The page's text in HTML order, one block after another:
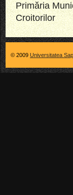
Primăria
Croitorilor
© 2009 Universitatea